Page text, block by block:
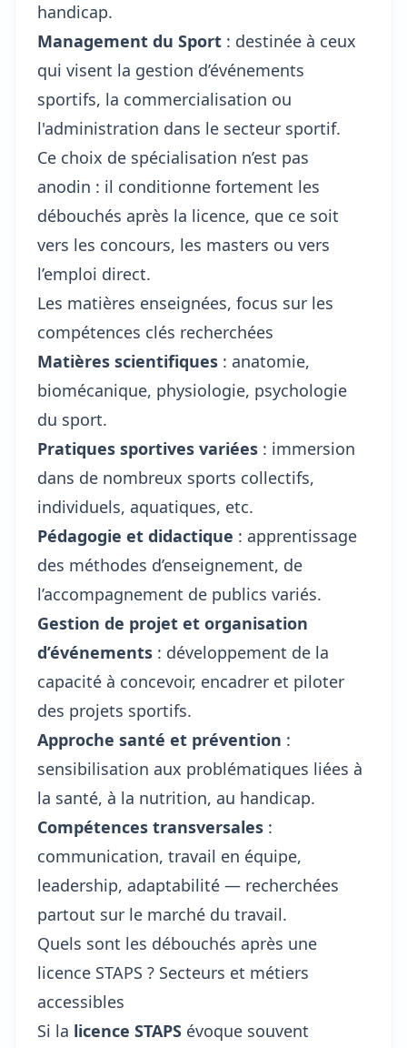
handicap.
Management du Sport : destinée à ceux
qui visent la gestion d’événements
sportifs, la commercialisation ou
l'administration dans le secteur sportif.
Ce choix de spécialisation n’est pas
anodin : il conditionne fortement les
débouchés après la licence, que ce soit
vers les concours, les masters ou vers
l’emploi direct.
Les matières enseignées, focus sur les
compétences clés recherchées
Matières scientifiques : anatomie,
biomécanique, physiologie, psychologie
du sport.
Pratiques sportives variées : immersion
dans de nombreux sports collectifs,
individuels, aquatiques, etc.
Pédagogie et didactique : apprentissage
des méthodes d’enseignement, de
l’accompagnement de publics variés.
Gestion de projet et organisation
d’événements : développement de la
capacité à concevoir, encadrer et piloter
des projets sportifs.
Approche santé et prévention :
sensibilisation aux problématiques liées à
la santé, à la nutrition, au handicap.
Compétences transversales :
communication, travail en équipe,
leadership, adaptabilité — recherchées
partout sur le marché du travail.
Quels sont les débouchés après une
licence STAPS ? Secteurs et métiers
accessibles
Si la licence STAPS évoque souvent